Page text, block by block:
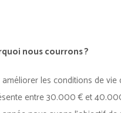
nous courrons ?
les conditions de
entre 30.000 € et